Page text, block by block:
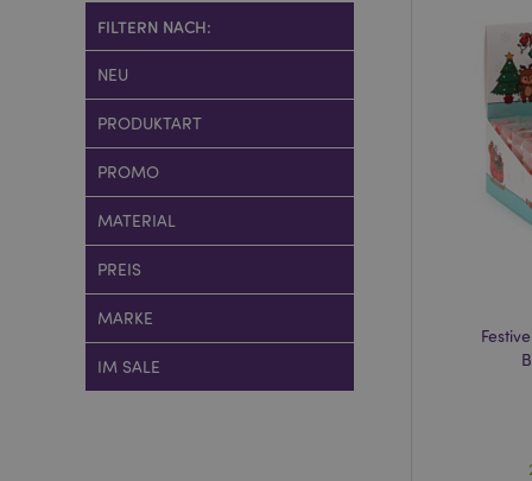
FILTERN NACH:
NEU
PRODUKTART
PROMO
MATERIAL
PREIS
MARKE
IM SALE